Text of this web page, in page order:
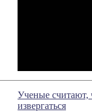
Ученые считают,
извергаться